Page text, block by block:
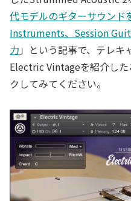
代モデルのギターサウン
Instruments、Session
力 」という記事で、テレキ
Electric Vintageを紹介し
クしてみてください。